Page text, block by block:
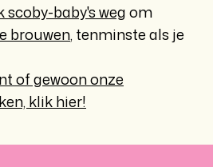
scoby-baby's wegom
brouwen, tenminste als je
of gewoon onze
klik hier!